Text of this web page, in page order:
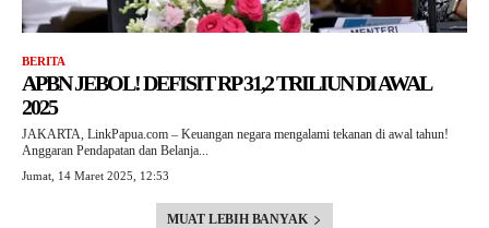
BERITA
APBN JEBOL! DEFISIT RP 31,2 TRILIUN DI AWAL
2025
JAKARTA, LinkPapua.com – Keuangan negara mengalami tekanan di awal tahun!
Anggaran Pendapatan dan Belanja...
Jumat, 14 Maret 2025, 12:53
MUAT LEBIH BANYAK